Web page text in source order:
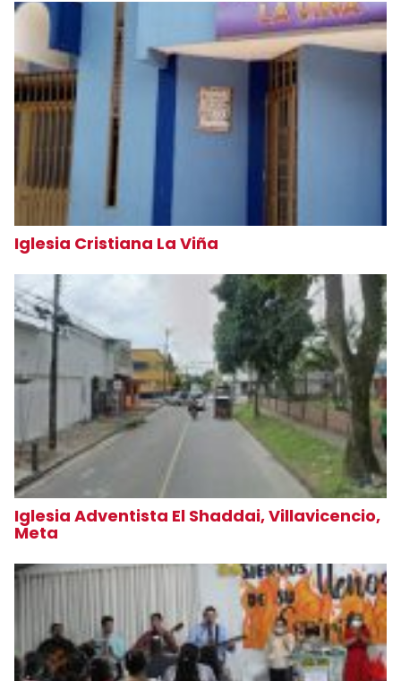
Iglesia Cristiana La Viña
Iglesia Adventista El Shaddai, Villavicencio,
Meta